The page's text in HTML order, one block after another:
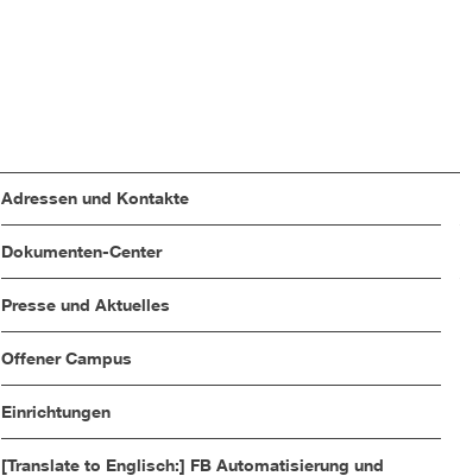
Adressen und Kontakte
Dokumenten-Center
Presse und Aktuelles
Offener Campus
Einrichtungen
[Translate to Englisch:] FB Automatisierung und